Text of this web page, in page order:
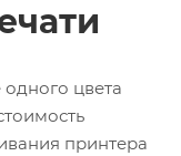
цвета
принтера